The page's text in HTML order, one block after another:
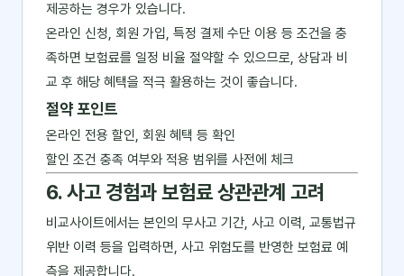
제공하는 경우가 있습니다.
온라인 신청, 회원 가입, 특정 결제 수단 이용 등 조건을 충
족하면 보험료를 일정 비율 절약할 수 있으므로, 상담과 비
교 후 해당 혜택을 적극 활용하는 것이 좋습니다.
절약 포인트
온라인 전용 할인, 회원 혜택 등 확인
할인 조건 충족 여부와 적용 범위를 사전에 체크
6. 사고 경험과 보험료 상관관계 고려
비교사이트에서는 본인의 무사고 기간, 사고 이력, 교통법규
위반 이력 등을 입력하면, 사고 위험도를 반영한 보험료 예
측을 제공합니다.